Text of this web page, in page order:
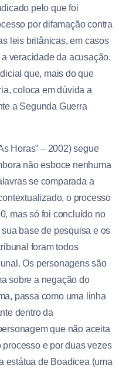
pelo que foi
por difamação contra
leis britânicas, em casos
veracidade da acusação.
que, mais do que
coloca em dúvida a
a Segunda Guerra
Horas” – 2002) segue
não esboce nenhuma
se comparada a
o processo
mas só foi concluído no
base de pesquisa e os
foram todos
Os personagens são
sobre a negação do
passa como uma linha
dentro da
que não aceita
e por duas vezes
estátua de Boadicea (uma